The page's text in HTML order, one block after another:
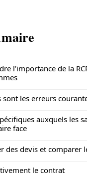
l’importance de la
sont les erreurs
auxquels les
face
des devis et comparer
le contrat